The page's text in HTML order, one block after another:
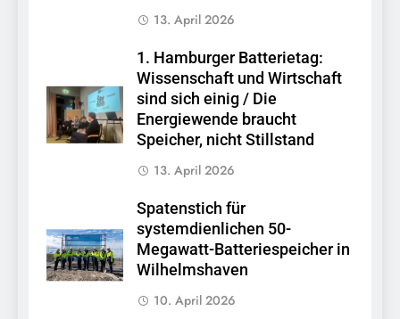
13. April 2026
1. Hamburger Batterietag:
Wissenschaft und Wirtschaft
sind sich einig / Die
Energiewende braucht
Speicher, nicht Stillstand
13. April 2026
Spatenstich für
systemdienlichen 50-
Megawatt-Batteriespeicher in
Wilhelmshaven
10. April 2026